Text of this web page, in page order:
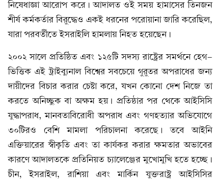
নিষেধাজ্ঞা আরোপ করে। আদালত ওই সময় হামাসের তিনজন
শীর্ষ কর্মকর্তার বিরুদ্ধেও একই ধরনের পরোয়ানা জারি করেছিল,
যারা পরবর্তীতে ইসরাইলি হামলায় নিহত হয়েছেন।
২০০২ সালে প্রতিষ্ঠিত এবং ১২৫টি সদস্য রাষ্ট্রের সমর্থনে হেগ-
ভিত্তিক এই ট্রাইব্যুনাল বিশ্বের সবচেয়ে গুরুতর অপরাধের জন্য
দায়ীদের বিচার করার চেষ্টা করে, যখন কোনো দেশ নিজে তা
করতে অনিচ্ছুক বা অক্ষম হয়। প্রতিষ্ঠার পর থেকে আইসিসি
যুদ্ধাপরাধ, মানবতাবিরোধী অপরাধ এবং গণহত্যার অভিযোগে
৩০টিরও বেশি মামলা পরিচালনা করেছে। তবে আইনি
এক্তিয়ারের স্বীকৃতি এবং তা কার্যকর করার ক্ষমতার অভাবের
কারণে আদালতকে প্রতিনিয়ত চ্যালেঞ্জের মুখোমুখি হতে হচ্ছে।
চীন, ইসরাইল, রাশিয়া এবং মার্কিন যুক্তরাষ্ট্র আইসিসির